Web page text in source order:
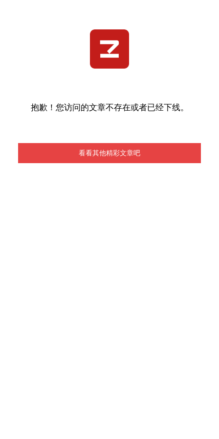
抱歉！您访问的文章不存在或者已经下线。
看看其他精彩文章吧